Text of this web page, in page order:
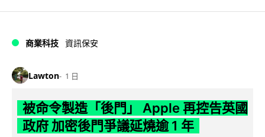
商業科技 資訊保安
Lawton 1 日
被命令製造「後門」 Apple 再控告英國
政府 加密後門爭議延燒逾 1 年